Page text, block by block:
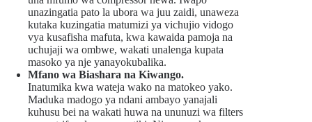
unazingatia pato la ubora wa juu zaidi, unaweza
kutaka kuzingatia matumizi ya vichujio vidogo
vya kusafisha mafuta, kwa kawaida pamoja na
uchujaji wa ombwe, wakati unalenga kupata
masoko ya nje yanayokubalika.
Mfano wa Biashara na Kiwango.
Inatumika kwa wateja wako na matokeo yako.
Maduka madogo ya ndani ambayo yanajali
kuhusu bei na wakati huwa na ununuzi wa filters